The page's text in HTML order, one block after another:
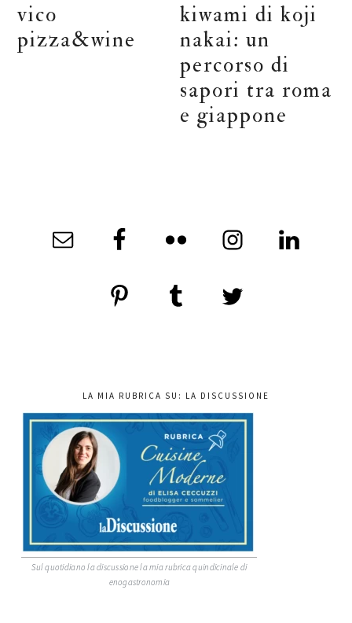
vico
pizza&wine
kiwami di koji
nakai: un
percorso di
sapori tra roma
e giappone
LA MIA RUBRICA SU: LA DISCUSSIONE
Sul quotidiano la discussione la mia rubrica quindicinale di
enogastronomia